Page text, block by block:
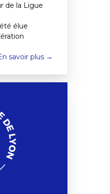
de la Ligue
élue
savoir plus →